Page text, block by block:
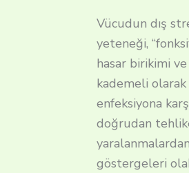
Vücudun dış
yeteneği,
hasar birikimi
kademeli
enfeksiyona
doğrudan
göstergeleri